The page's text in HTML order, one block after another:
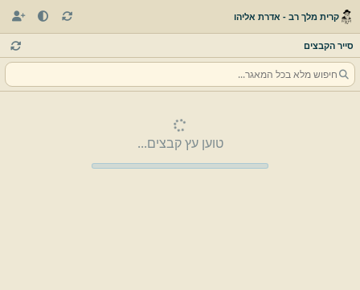
קרית מלך רב - אדרת אליהו
סייר הקבצים
טוען עץ קבצים...